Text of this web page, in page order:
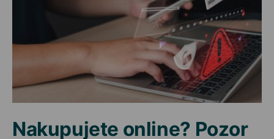
Nakupujete online? Pozor